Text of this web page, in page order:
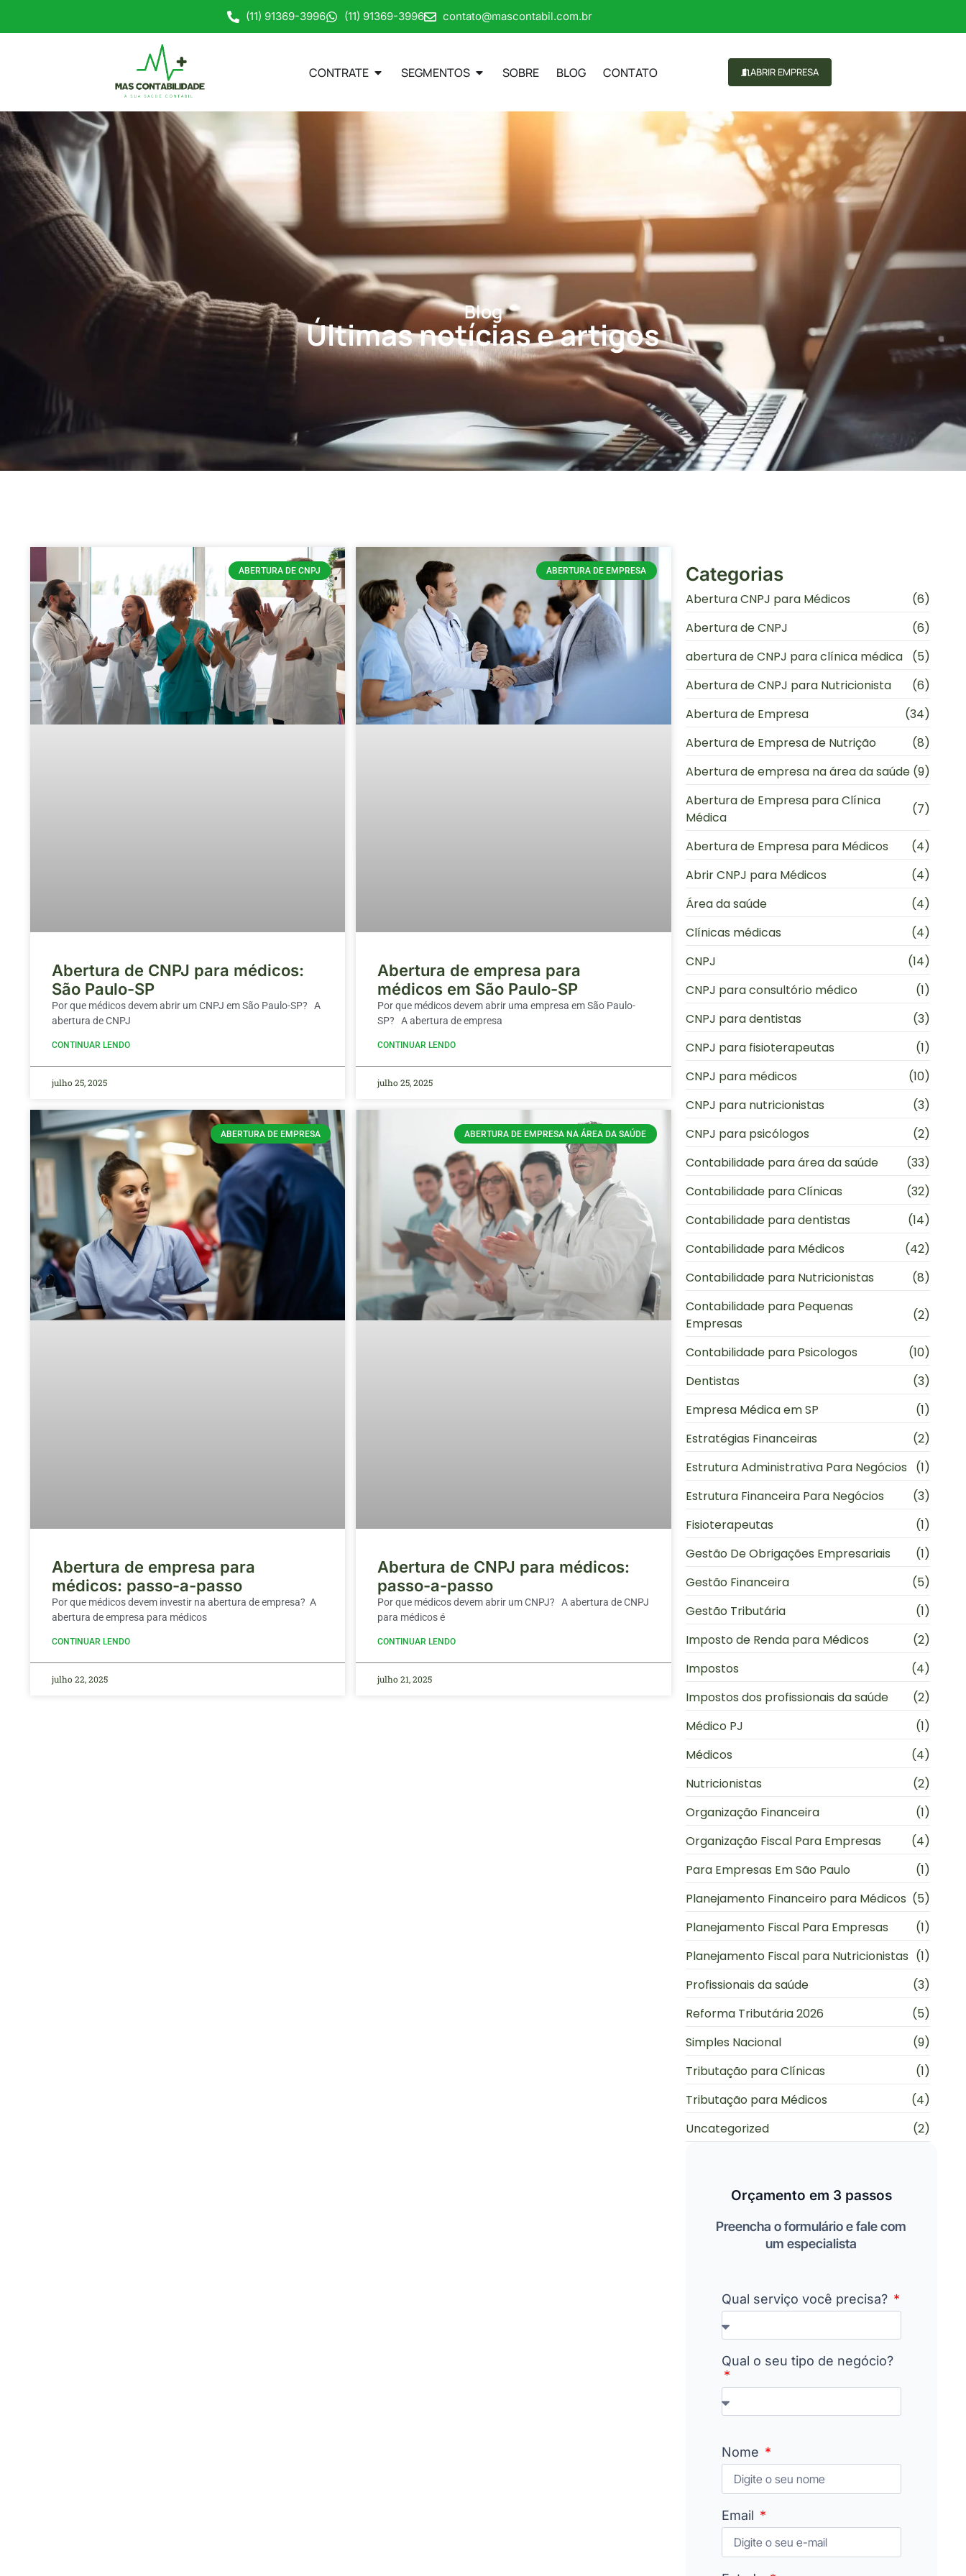
(11) 91369-3996 (11) 91369-3996 contato@mascontabil.com.br
CONTRATE SEGMENTOS SOBRE BLOG CONTATO ABRIR EMPRESA
Blog
Últimas notícias e artigos
ABERTURA DE CNPJ
Abertura de CNPJ para médicos:
São Paulo-SP
Por que médicos devem abrir um CNPJ em São Paulo-SP? A
abertura de CNPJ
CONTINUAR LENDO
julho 25, 2025
ABERTURA DE EMPRESA
Abertura de empresa para
médicos em São Paulo-SP
Por que médicos devem abrir uma empresa em São Paulo-
SP? A abertura de empresa
CONTINUAR LENDO
julho 25, 2025
ABERTURA DE EMPRESA
Abertura de empresa para
médicos: passo-a-passo
Por que médicos devem investir na abertura de empresa? A
abertura de empresa para médicos
CONTINUAR LENDO
julho 22, 2025
ABERTURA DE EMPRESA NA ÁREA DA SAÚDE
Abertura de CNPJ para médicos:
passo-a-passo
Por que médicos devem abrir um CNPJ? A abertura de CNPJ
para médicos é
CONTINUAR LENDO
julho 21, 2025
Categorias
Abertura CNPJ para Médicos
(6)
Abertura de CNPJ
(6)
abertura de CNPJ para clínica médica
(5)
Abertura de CNPJ para Nutricionista
(6)
Abertura de Empresa
(34)
Abertura de Empresa de Nutrição
(8)
Abertura de empresa na área da saúde (9)
Abertura de Empresa para Clínica
Médica
(7)
Abertura de Empresa para Médicos
(4)
Abrir CNPJ para Médicos
(4)
Área da saúde
(4)
Clínicas médicas
(4)
CNPJ
(14)
CNPJ para consultório médico
(1)
CNPJ para dentistas
(3)
CNPJ para fisioterapeutas
(1)
CNPJ para médicos
(10)
CNPJ para nutricionistas
(3)
CNPJ para psicólogos
(2)
Contabilidade para área da saúde
(33)
Contabilidade para Clínicas
(32)
Contabilidade para dentistas
(14)
Contabilidade para Médicos
(42)
Contabilidade para Nutricionistas
(8)
Contabilidade para Pequenas
Empresas
(2)
Contabilidade para Psicologos
(10)
Dentistas
(3)
Empresa Médica em SP
(1)
Estratégias Financeiras
(2)
Estrutura Administrativa Para Negócios
(1)
Estrutura Financeira Para Negócios
(3)
Fisioterapeutas
(1)
Gestão De Obrigações Empresariais
(1)
Gestão Financeira
(5)
Gestão Tributária
(1)
Imposto de Renda para Médicos
(2)
Impostos
(4)
Impostos dos profissionais da saúde
(2)
Médico PJ
(1)
Médicos
(4)
Nutricionistas
(2)
Organização Financeira
(1)
Organização Fiscal Para Empresas
(4)
Para Empresas Em São Paulo
(1)
Planejamento Financeiro para Médicos (5)
Planejamento Fiscal Para Empresas
(1)
Planejamento Fiscal para Nutricionistas (1)
Profissionais da saúde
(3)
Reforma Tributária 2026
(5)
Simples Nacional
(9)
Tributação para Clínicas
(1)
Tributação para Médicos
(4)
Uncategorized
(2)
Orçamento em 3 passos
Preencha o formulário e fale com
um especialista
Qual serviço você precisa?
Qual o seu tipo de negócio?
Nome
Email